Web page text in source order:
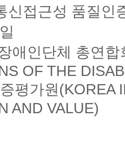
신접근성 품질인
애인단체 총연
OF THE
평가원(KOREA
AND VALUE)